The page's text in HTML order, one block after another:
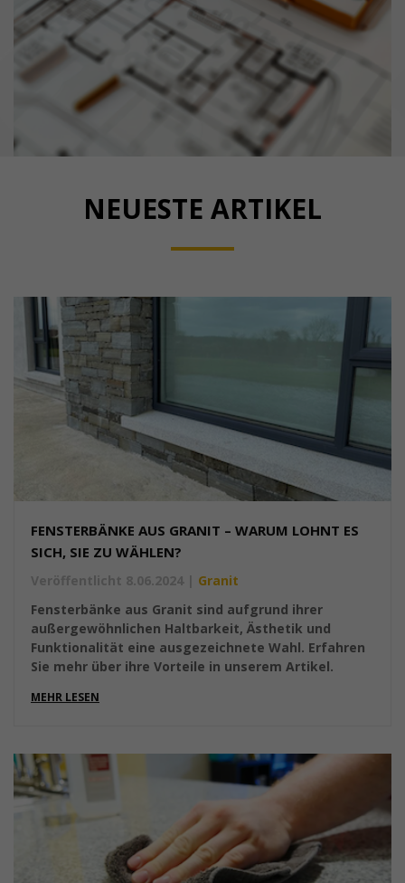
NEUESTE ARTIKEL
FENSTERBÄNKE AUS GRANIT – WARUM LOHNT ES
SICH, SIE ZU WÄHLEN?
Veröffentlicht 8.06.2024 | Granit
Fensterbänke aus Granit sind aufgrund ihrer
außergewöhnlichen Haltbarkeit, Ästhetik und
Funktionalität eine ausgezeichnete Wahl. Erfahren
Sie mehr über ihre Vorteile in unserem Artikel.
MEHR LESEN